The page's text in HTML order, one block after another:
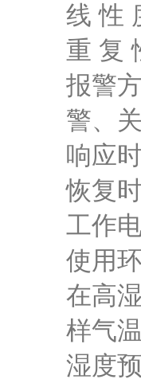
线 性
重 复
报警
警、
响应
恢复
工作
使用
在高
样气
湿度